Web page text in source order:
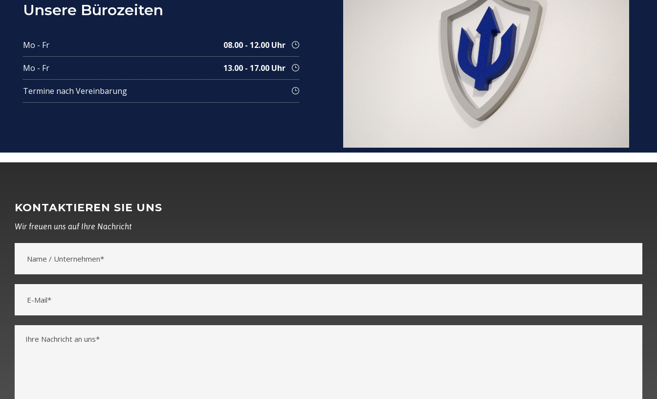
Unsere Bürozeiten
Mo - Fr 08.00 - 12.00 Uhr
Mo - Fr 13.00 - 17.00 Uhr
Termine nach Vereinbarung
KONTAKTIEREN SIE UNS
Wir freuen uns auf Ihre Nachricht